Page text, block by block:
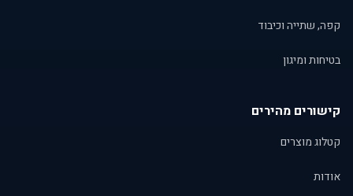
קפה, שתייה וכיבוד
בטיחות ומיגון
קישורים מהירים
קטלוג מוצרים
אודות